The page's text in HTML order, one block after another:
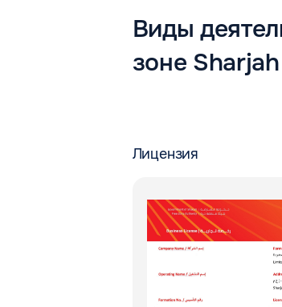
Виды
зоне
Лицензия